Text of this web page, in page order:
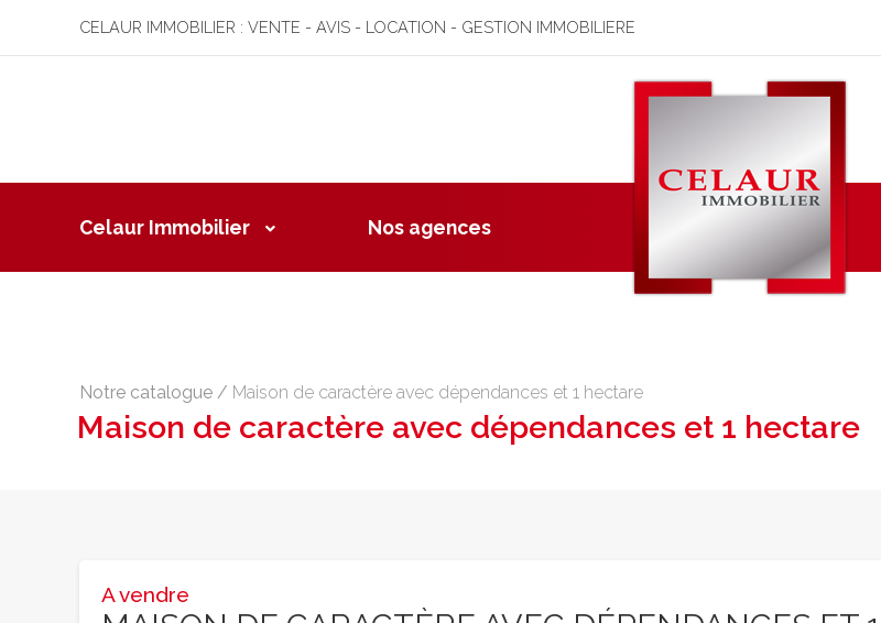
CELAUR IMMOBILIER : VENTE - AVIS - LOCATION - GESTION IMMOBILIERE
Celaur Immobilier Nos agences
Notre catalogue / Maison de caractère avec dépendances et 1 hectare
Maison de caractère avec dépendances et 1 hectare
A vendre